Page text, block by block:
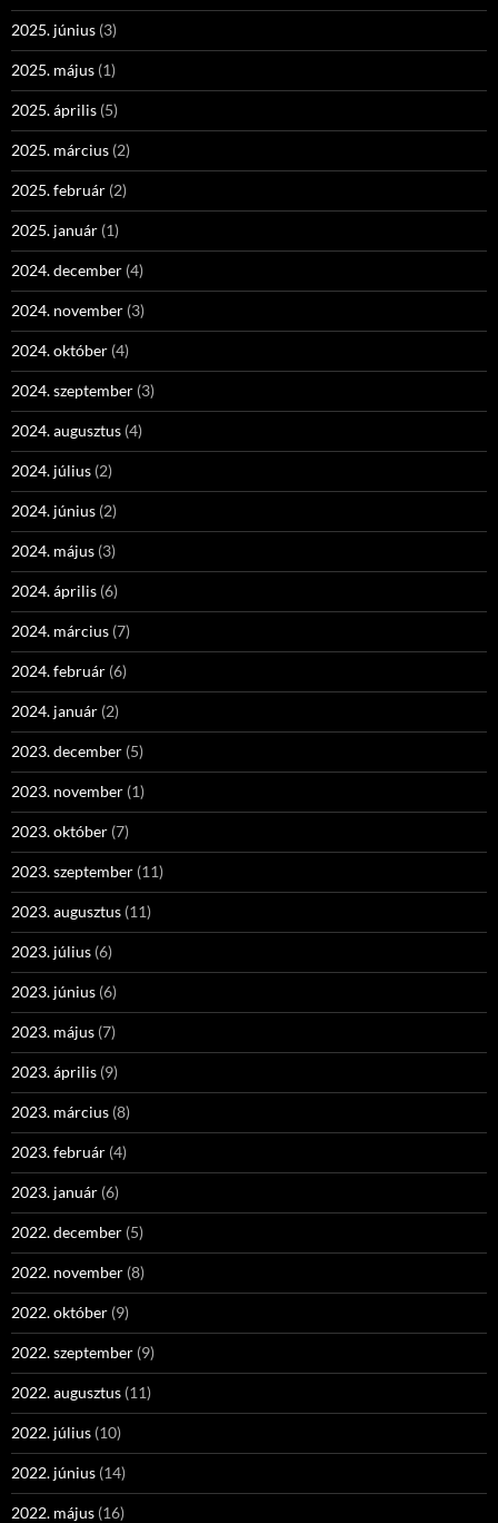
2025. június (3)
2025. május (1)
2025. április (5)
2025. március (2)
2025. február (2)
2025. január (1)
2024. december (4)
2024. november (3)
2024. október (4)
2024. szeptember (3)
2024. augusztus (4)
2024. július (2)
2024. június (2)
2024. május (3)
2024. április (6)
2024. március (7)
2024. február (6)
2024. január (2)
2023. december (5)
2023. november (1)
2023. október (7)
2023. szeptember (11)
2023. augusztus (11)
2023. július (6)
2023. június (6)
2023. május (7)
2023. április (9)
2023. március (8)
2023. február (4)
2023. január (6)
2022. december (5)
2022. november (8)
2022. október (9)
2022. szeptember (9)
2022. augusztus (11)
2022. július (10)
2022. június (14)
2022. május (16)